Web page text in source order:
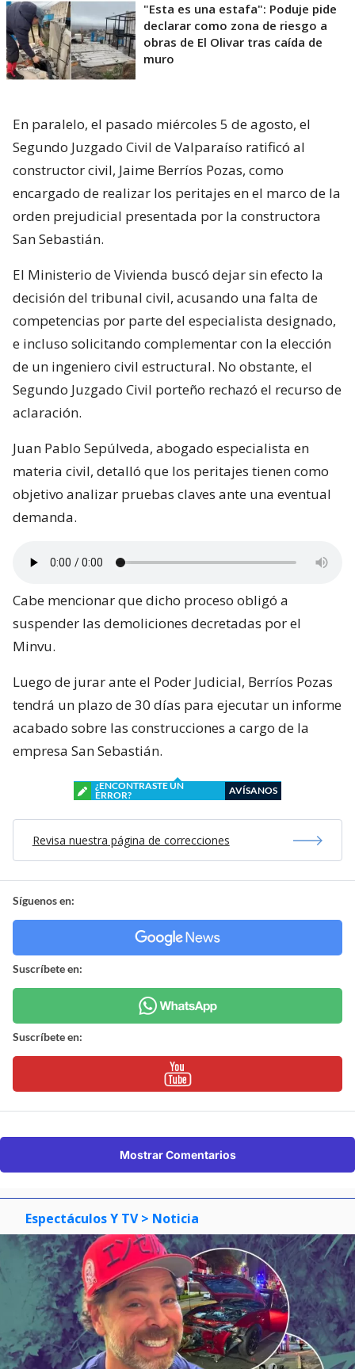
"Esta es una estafa": Poduje pide
declarar como zona de riesgo a
obras de El Olivar tras caída de
muro
En paralelo, el pasado miércoles 5 de agosto, el
Segundo Juzgado Civil de Valparaíso ratificó al
constructor civil, Jaime Berríos Pozas, como
encargado de realizar los peritajes en el marco de la
orden prejudicial presentada por la constructora
San Sebastián.
El Ministerio de Vivienda buscó dejar sin efecto la
decisión del tribunal civil, acusando una falta de
competencias por parte del especialista designado,
e incluso solicitando complementar con la elección
de un ingeniero civil estructural. No obstante, el
Segundo Juzgado Civil porteño rechazó el recurso de
aclaración.
Juan Pablo Sepúlveda, abogado especialista en
materia civil, detalló que los peritajes tienen como
objetivo analizar pruebas claves ante una eventual
demanda.
Cabe mencionar que dicho proceso obligó a
suspender las demoliciones decretadas por el
Minvu.
Luego de jurar ante el Poder Judicial, Berríos Pozas
tendrá un plazo de 30 días para ejecutar un informe
acabado sobre las construcciones a cargo de la
empresa San Sebastián.
¿ENCONTRASTE UN
ERROR?
AVÍSANOS
Revisa nuestra página de correcciones
Síguenos en:
Suscríbete en:
Suscríbete en:
Mostrar Comentarios
Espectáculos Y TV > Noticia